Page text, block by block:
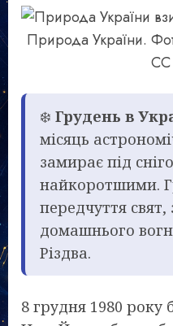
Природа України.
❄️ Грудень в
місяць
замирає під
найкоротшими.
передчуття
домашнього
Різдва.
8 грудня 1980 року